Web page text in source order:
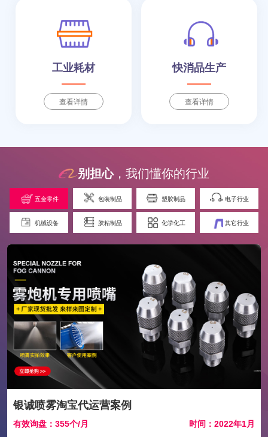
工业耗材
查看详情
快消品生产
查看详情
别担心，我们懂你的行业
五金零件 包装制品 塑胶制品 电子行业
机械设备 胶粘制品 化学化工 其它行业
银诚喷雾淘宝代运营案例
有效询盘：355个/月 时间：2022年1月